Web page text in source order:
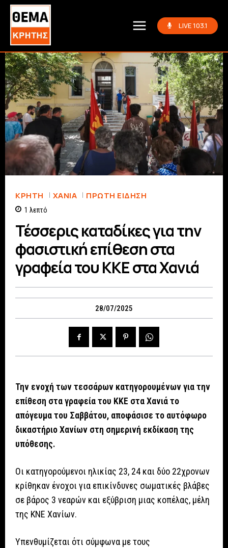
LIVE 103.1
ΚΡΗΤΗ ΧΑΝΙΆ ΠΡΏΤΗ ΕΊΔΗΣΗ
1 λεπτό
Τέσσερις καταδίκες για την
φασιστική επίθεση στα
γραφεία του ΚΚΕ στα Χανιά
28/07/2025
Την ενοχή των τεσσάρων κατηγορουμένων για την
επίθεση στα γραφεία του ΚΚΕ στα Χανιά το
απόγευμα του Σαββάτου, αποφάσισε το αυτόφωρο
δικαστήριο Χανίων στη σημερινή εκδίκαση της
υπόθεσης.
Οι κατηγορούμενοι ηλικίας 23, 24 και δύο 22χρονων
κρίθηκαν ένοχοι για επικίνδυνες σωματικές βλάβες
σε βάρος 3 νεαρών και εξύβριση μιας κοπέλας, μέλη
της ΚΝΕ Χανίων.
Υπενθυμίζεται ότι σύμφωνα με τους